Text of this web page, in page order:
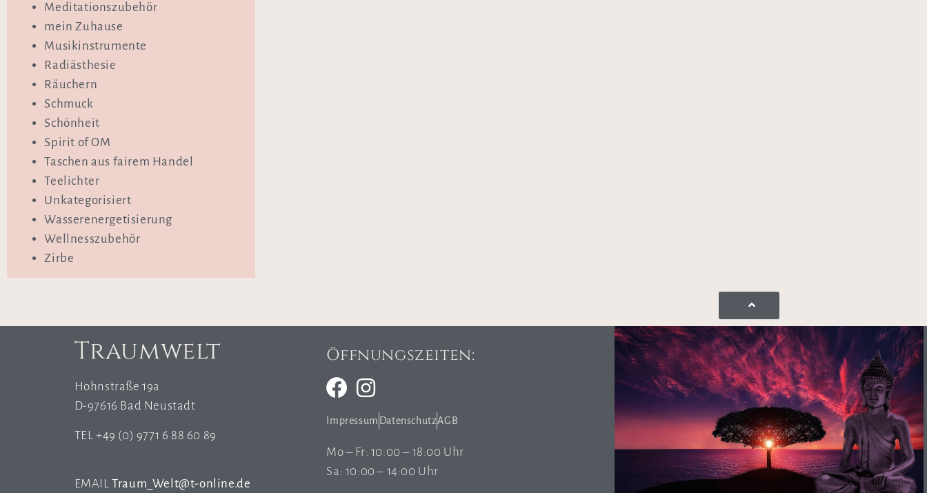
Meditationszubehör
mein Zuhause
Musikinstrumente
Radiästhesie
Räuchern
Schmuck
Schönheit
Spirit of OM
Taschen aus fairem Handel
Teelichter
Unkategorisiert
Wasserenergetisierung
Wellnesszubehör
Zirbe
Traumwelt
Hohnstraße 19a
D-97616 Bad Neustadt
TEL +49 (0) 9771 6 88 60 89
EMAILTraum_Welt@t-online.de
Öffnungszeiten:
Impressum DatenschutzAGB
Mo – Fr: 10:00 – 18:00 Uhr
Sa: 10:00 – 14:00 Uhr